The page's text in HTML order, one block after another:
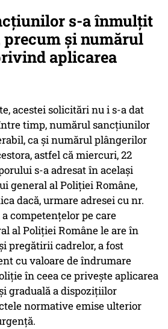
s-a înmulţit
şi numărul
aplicarea
acestei solicitări nu i s-a dat
timp, numărul sancţiunilor
ca şi numărul plângerilor
astfel că miercuri, 22
s-a adresat în acelaşi
general al Poliţiei Române,
dacă, urmare adresei cu nr.
competenţelor pe care
al Poliţiei Române le are în
pregătirii cadrelor, a fost
cu valoare de îndrumare
în ceea ce priveşte aplicarea
graduală a dispoziţiilor
normative emise ulterior